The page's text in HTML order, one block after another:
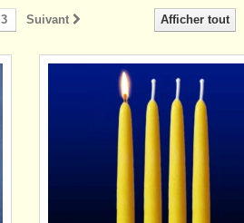
Afficher tout
3 Suivant